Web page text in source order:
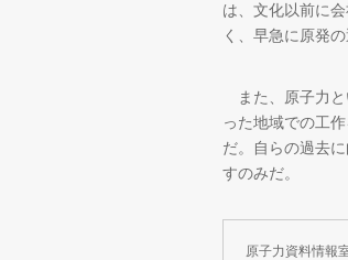
は、文化以前に
く、早急に原発
また、原子力と
った地域での工
だ。自らの過去
すのみだ。
原子力資料情報